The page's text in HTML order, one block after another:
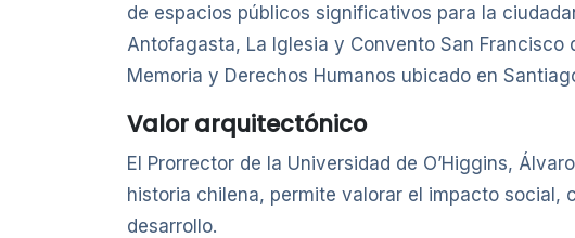
de espacios públicos significativos para la
Antofagasta, La Iglesia y Convento San Francisco
Memoria y Derechos Humanos ubicado en
Valor arquitectónico
El Prorrector de la Universidad de O’Higgins,
historia chilena, permite valorar el impacto
desarrollo.